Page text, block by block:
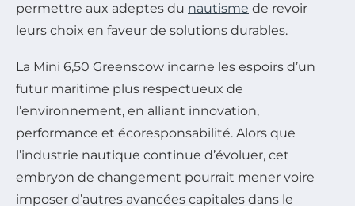
permettre aux adeptes du nautisme de revoir
leurs choix en faveur de solutions durables.
La Mini 6,50 Greenscow incarne les espoirs d’un
futur maritime plus respectueux de
l’environnement, en alliant innovation,
performance et écoresponsabilité. Alors que
l’industrie nautique continue d’évoluer, cet
embryon de changement pourrait mener voire
imposer d’autres avancées capitales dans le